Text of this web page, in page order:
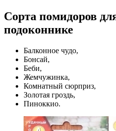
Сорта помидоров
подоконнике
Балконное чудо,
Бонсай,
Беби,
Жемчужинка,
Комнатный сюрприз,
Золотая гроздь,
Пиноккио.